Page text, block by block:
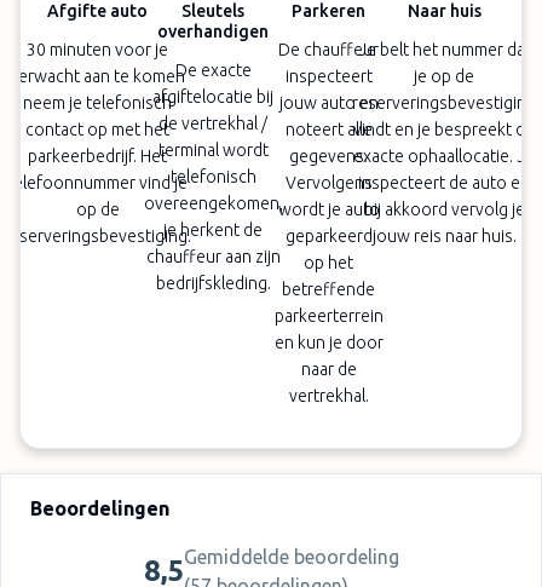
Afgifte auto
30 minuten voor je
verwacht aan te komen
neem je telefonisch
contact op met het
parkeerbedrijf. Het
telefoonnummer vind je
op de
reserveringsbevestiging.
Sleutels
overhandigen
De exacte
afgiftelocatie bij
de vertrekhal /
terminal wordt
telefonisch
overeengekomen,
je herkent de
chauffeur aan zijn
bedrijfskleding.
Parkeren
De chauffeur
inspecteert
jouw auto en
noteert alle
gegevens.
Vervolgens
wordt je auto
geparkeerd
op het
betreffende
parkeerterrein
en kun je door
naar de
vertrekhal.
Naar huis
Je belt het nummer dat
je op de
reserveringsbevestiging
vindt en je bespreekt de
exacte ophaallocatie. Je
inspecteert de auto en
bij akkoord vervolg je
jouw reis naar huis.
Beoordelingen
8,5Gemiddelde beoordeling